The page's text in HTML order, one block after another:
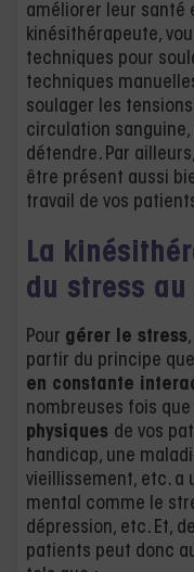
améliorer leur santé
kinésithérapeute,
techniques pour
techniques
soulager les
circulation
détendre. Par
être présent aussi
travail de vos
La
du stress
Pour gérer le stress
partir du principe
en constante
nombreuses fois
physiques de vos
handicap, une
vieillissement, etc. a
mental comme le
dépression, etc. Et,
patients peut donc